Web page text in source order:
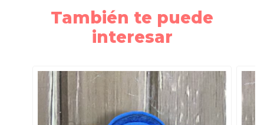
También te puede
interesar